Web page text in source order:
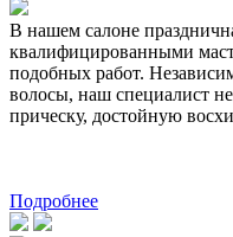
В нашем салоне
квалифицированными
подобных работ.
волосы, наш специалист
прическу, достойную
Подробнее